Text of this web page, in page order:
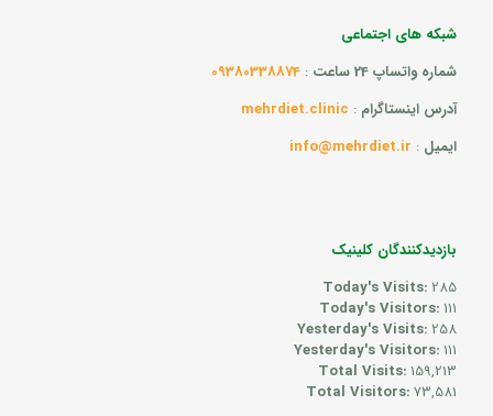
شبکه های اجتماعی
شماره واتساپ 24 ساعت
:
09380338874
آدرس اینستاگرام :
mehrdiet.clinic
ایمیل :
info@mehrdiet.ir
بازدیدکنندگان کلینیک
Today's Visits:285
Today's Visitors:111
Yesterday's Visits:258
Yesterday's Visitors:111
Total Visits:159,213
Total Visitors:73,581